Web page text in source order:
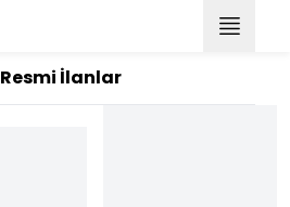
Resmi İlanlar